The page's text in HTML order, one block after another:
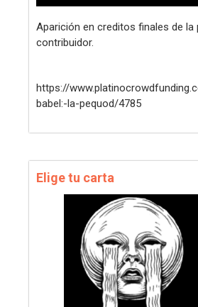
Aparición en creditos finales de la
contribuidor.
https://
babel:-la-pequod/4785
Elige tu carta